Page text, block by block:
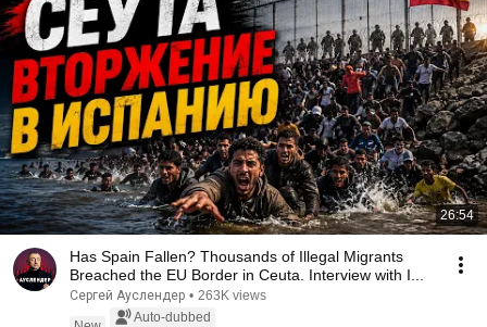
26:54
Has Spain Fallen? Thousands of Illegal Migrants
Breached the EU Border in Ceuta. Interview with I...
Сергей Ауслендер • 263K views
Auto-dubbed